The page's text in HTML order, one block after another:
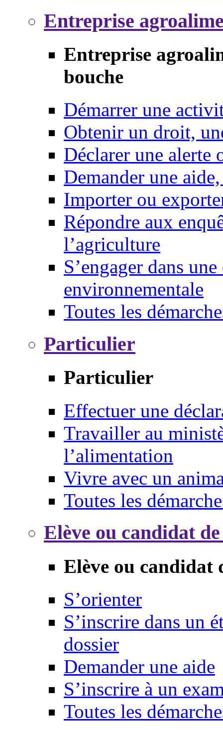
Entreprise
Entreprise
bouche
Démarrer une
Obtenir un droit,
Déclarer une alerte
Demander une
Importer ou
Répondre aux
l’agriculture
S’engager dans
environnementale
Toutes les
Particulier
Particulier
Effectuer une
Travailler au
l’alimentation
Vivre avec un
Toutes les
Elève ou candidat
Elève ou candidat
S’orienter
S’inscrire dans un
dossier
Demander une aide
S’inscrire à un
Toutes les